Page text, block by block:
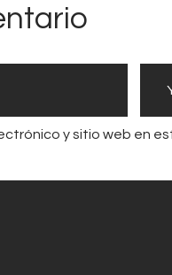
y sitio web en